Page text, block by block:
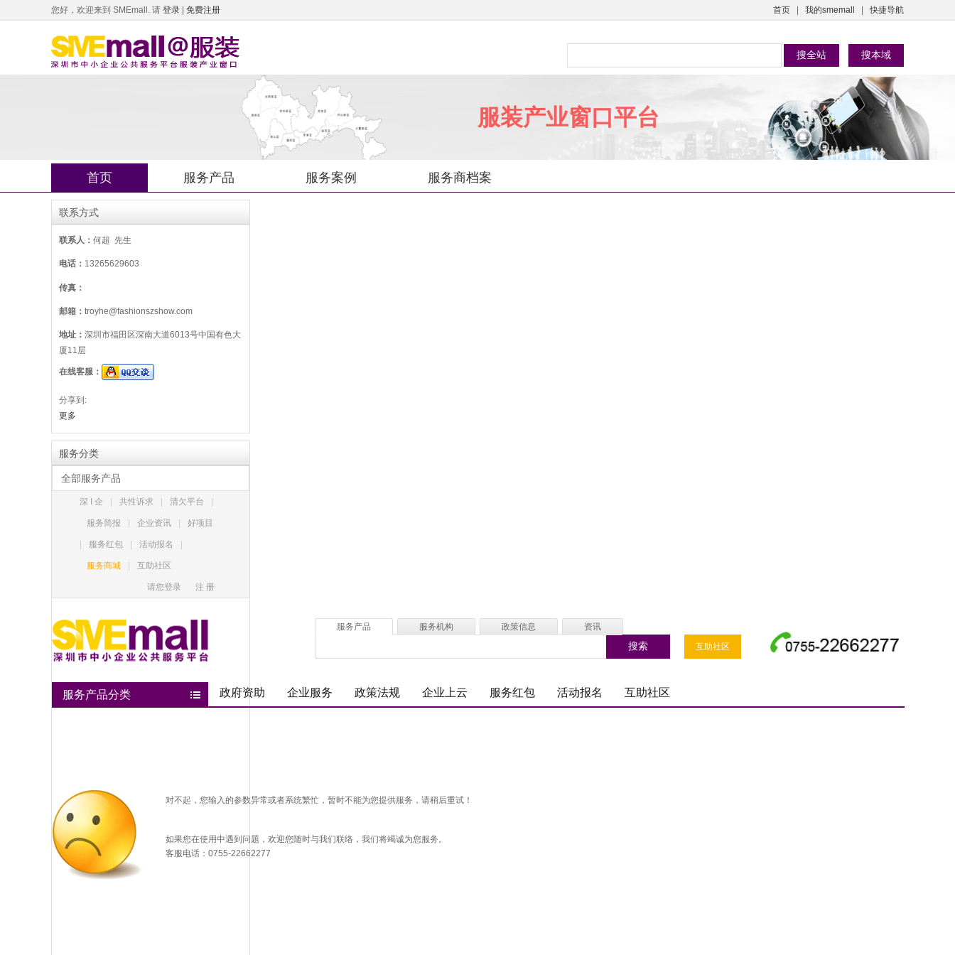
您好，欢迎来到 SMEmall. 请 登录 免费注册 首页 我的smemall |快捷导航
服装产业窗口平台
首页 服务产品 服务案例 服务商档案
联系方式
联系人： 何超 先生
电话： 13265629603
传真：
邮箱： troyhe@fashionszshow.com
地址： 深圳市福田区深南大道6013号中国有色大
厦11层
在线客服：
分享到:
更多
服务分类
全部服务产品
深 I 企 共性诉求 清欠平台
服务简报 企业资讯 好项目
服务红包 活动报名
服务商城 互助社区
请您登录 注 册
服务产品 服务机构 政策信息
资讯
互助社区
服务产品分类 政府资助 企业服务 政策法规 企业上云 服务红包 活动报名 互助社区
对不起，您输入的参数异常或者系统繁忙，暂时不能为您提供服务，请稍后重试！
如果您在使用中遇到问题，欢迎您随时与我们联络，我们将竭诚为您服务。
客服电话：0755-22662277